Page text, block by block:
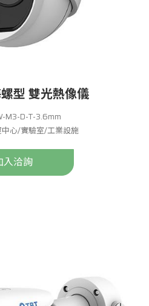
型 雙光熱像儀
M3-D-T-3.6mm
心/實驗室/工業設施
入洽詢